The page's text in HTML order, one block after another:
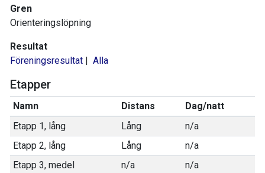
Gren
Orienteringslöpning
Resultat
Föreningsresultat | Alla
Etapper
Namn Distans
Dag/natt
Etapp 1, lång
Lång
n/a
Etapp 2, lång
Lång
n/a
Etapp 3, medel
n/a n/a